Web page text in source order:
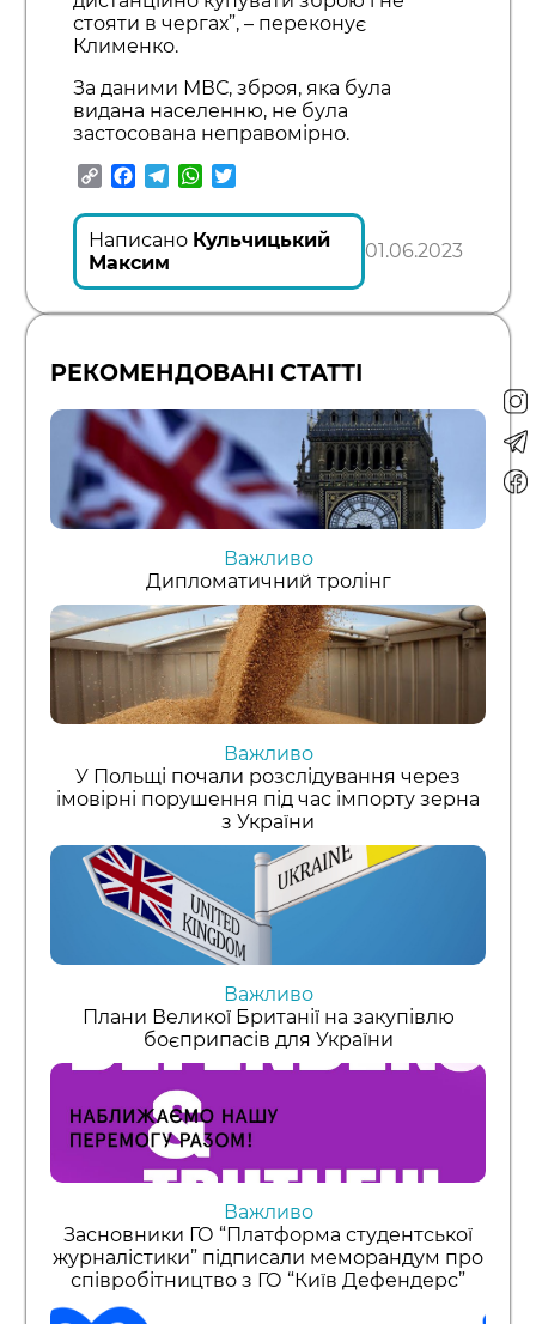
стояти в чергах”, – переконує
Клименко.
За даними МВС, зброя, яка була
видана населенню, не була
застосована неправомірно.
CopyFacebook
TelegramWhatsApp
Написано Кульчицький
Максим
01.06.2023
РЕКОМЕНДОВАНІ СТАТТІ
Важливо
Дипломатичний тролінг
Важливо
У Польщі почали розслідування через
імовірні порушення під час імпорту зерна
з України
Важливо
Плани Великої Британії на закупівлю
боєприпасів для України
Важливо
Засновники ГО “Платформа студентської
журналістики” підписали меморандум про
співробітництво з ГО “Київ Дефендерс”